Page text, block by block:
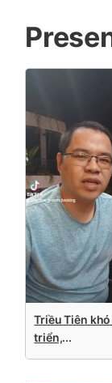
Triều Tiên
triển,...